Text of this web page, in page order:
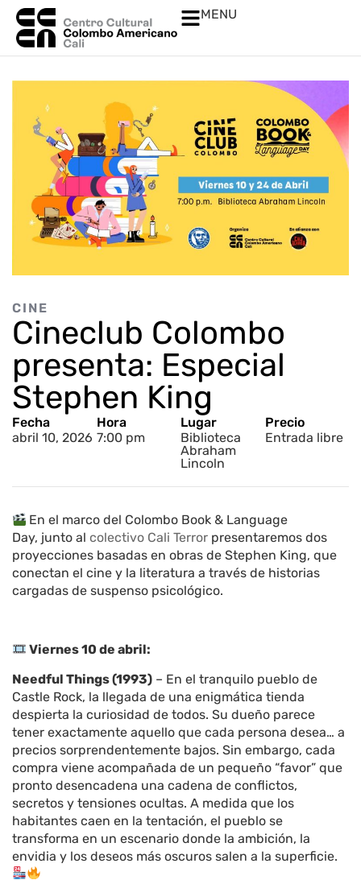
MENU
CINE
Cineclub Colombo
presenta: Especial
Stephen King
Fecha
abril 10, 2026
Hora
7:00 pm
Lugar
Biblioteca
Abraham
Lincoln
Precio
Entrada libre
En el marco del Colombo Book & Language
Day, junto al colectivo Cali Terror presentaremos dos
proyecciones basadas en obras de Stephen King, que
conectan el cine y la literatura a través de historias
cargadas de suspenso psicológico.
Viernes 10 de abril:
Needful Things (1993) – En el tranquilo pueblo de
Castle Rock, la llegada de una enigmática tienda
despierta la curiosidad de todos. Su dueño parece
tener exactamente aquello que cada persona desea… a
precios sorprendentemente bajos. Sin embargo, cada
compra viene acompañada de un pequeño “favor” que
pronto desencadena una cadena de conflictos,
secretos y tensiones ocultas. A medida que los
habitantes caen en la tentación, el pueblo se
transforma en un escenario donde la ambición, la
envidia y los deseos más oscuros salen a la superficie.